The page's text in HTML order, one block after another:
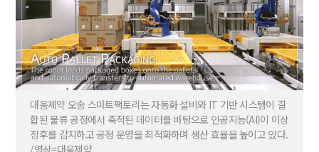
대웅제약 오송 스마트팩토리는 자동화 설비와 IT 기반 시스템이 결
합된 물류 공정에서 축적된 데이터를 바탕으로 인공지능(AI)이 이상
징후를 감지하고 공정 운영을 최적화하며 생산 효율을 높이고 있다.